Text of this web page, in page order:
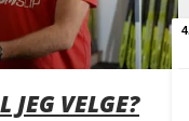
JEG VELGE?